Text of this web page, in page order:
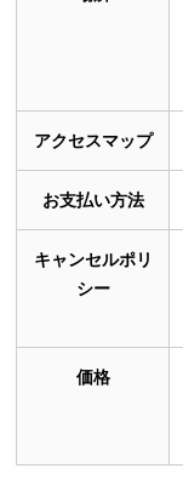
アクセスマップ
お支払い方法
キャンセルポリ
シー
価格